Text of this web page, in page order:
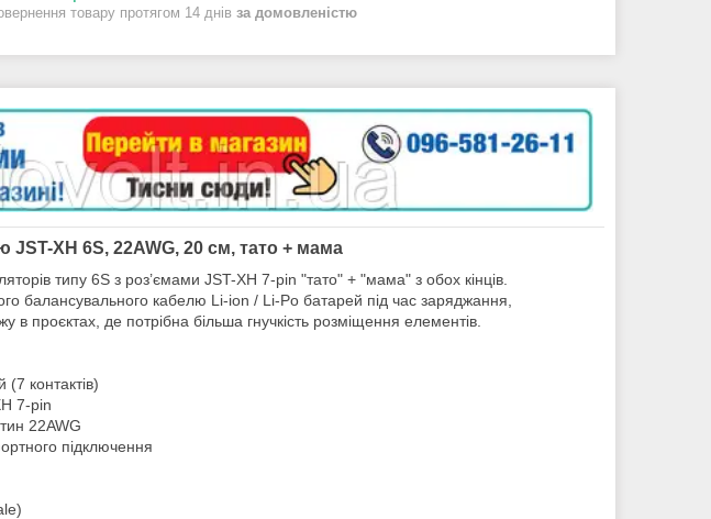
товару протягом 14 днів за домовленістю
XH 6S, 22AWG, 20 см, тато + мама
типу 6S з роз’ємами JST-XH 7-pin "тато" + "мама" з обох кінців.
балансувального кабелю Li-ion / Li-Po батарей під час заряджання,
проєктах, де потрібна більша гнучкість розміщення елементів.
контактів)
7-pin
22AWG
підключення